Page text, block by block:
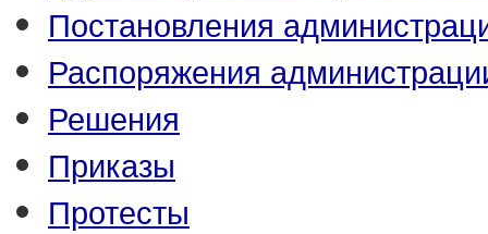
Постановления
Распоряжения
Решения
Приказы
Протесты